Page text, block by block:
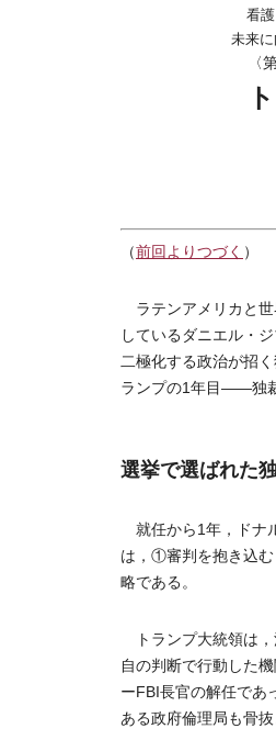
看護
未来に
〈
（前回よりつづく ）
ラテンアメリカと世
しているダニエル・
二極化する政治が招
ランプの1年目――独
選挙で選ばれた
就任から1年，ドナ
は，①審判を抱き込
略である。
トランプ大統領は，
自の判断で行動した
ーFBI長官の解任であ
ある政府倫理局も骨抜